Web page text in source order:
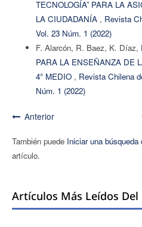
TECNOLOGÍA” PARA LA
LA CIUDADANÍA , Revista
Vol. 23 Núm. 1 (2022)
F. Alarcón, R. Baez, K. Díaz,
PARA LA ENSEÑANZA DE
4° MEDIO , Revista Chilena
Núm. 1 (2022)
Anterior
También puede Iniciar una
artículo.
Artículos Más Leídos